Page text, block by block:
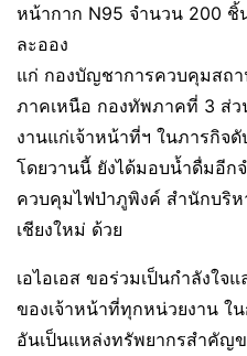
หน้ากาก N95 จำนวน 200 ชิ้
ละออง
แก่ กองบัญชาการควบคุมสถ
ภาคเหนือ กองทัพภาคที่ 3 ส่
งานแก่เจ้าหน้าที่ฯ ในภารกิจ
โดยวานนี้ ยังได้มอบน้ำดื่มอีก
ควบคุมไฟป่าภูพิงค์ สำนักบริ
เชียงใหม่ ด้วย
เอไอเอส ขอร่วมเป็นกำลังใ
ของเจ้าหน้าที่ทุกหน่วยงาน ใ
อันเป็นแหล่งทรัพยากรสำคัญข